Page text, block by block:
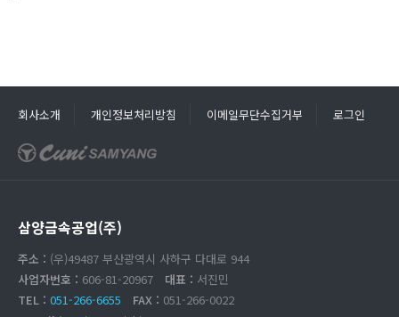
회사소개 개인정보처리방침 이메일무단수집거부 로그인
삼양금속공업(주)
주소 : (우)49487 부산광역시 사하구 다대로 944
사업자번호 : 606-81-20967 대표 : 서진민
TEL : 051-266-6655 FAX : 051-266-0022